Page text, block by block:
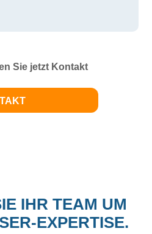
Sie jetzt Kontakt
IHR TEAM UM
EXPERTISE.